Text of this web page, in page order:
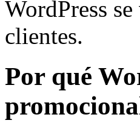
WordPress
clientes.
Por qué